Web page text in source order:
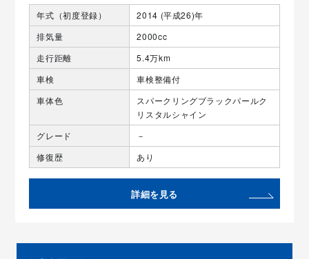
年式（初度登録）
2014 (平成26)年
排気量
2000cc
走行距離
5.4万km
車検
車検整備付
車体色
スパークリングブラックパールク
リスタルシャイン
グレード
－
修復歴
あり
詳細を見る